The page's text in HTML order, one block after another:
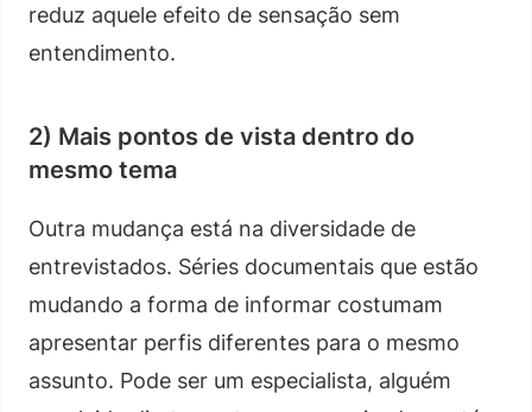
reduz aquele efeito de sensação sem
entendimento.
2) Mais pontos de vista dentro do
mesmo tema
Outra mudança está na diversidade de
entrevistados. Séries documentais que estão
mudando a forma de informar costumam
apresentar perfis diferentes para o mesmo
assunto. Pode ser um especialista, alguém